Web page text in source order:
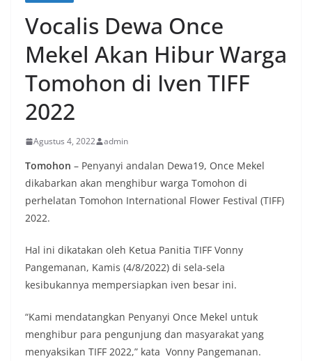
Vocalis Dewa Once
Mekel Akan Hibur Warga
Tomohon di Iven TIFF
2022
Agustus 4, 2022 admin
Tomohon – Penyanyi andalan Dewa19, Once Mekel
dikabarkan akan menghibur warga Tomohon di
perhelatan Tomohon International Flower Festival (TIFF)
2022.
Hal ini dikatakan oleh Ketua Panitia TIFF Vonny
Pangemanan, Kamis (4/8/2022) di sela-sela
kesibukannya mempersiapkan iven besar ini.
“Kami mendatangkan Penyanyi Once Mekel untuk
menghibur para pengunjung dan masyarakat yang
menyaksikan TIFF 2022,” kata Vonny Pangemanan.